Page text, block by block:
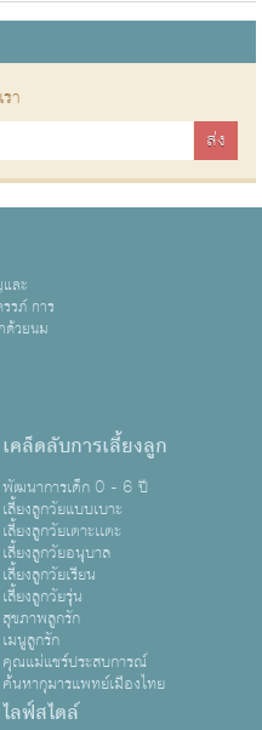
า
ละ
รภ์ การ
ด้วยนม
เคล็ดลับการเลี้ยงลูก
พัฒนาการเด็ก 0 - 6 ปี
เลี้ยงลูกวัยแบบเบาะ
เลี้ยงลูกวัยเตาะเเตะ
เลี้ยงลูกวัยอนุบาล
เลี้ยงลูกวัยเรียน
เลี้ยงลูกวัยรุ่น
สุขภาพลูกรัก
เมนูลูกรัก
คุณแม่แชร์ประสบการณ์
ค้นหากุมารแพทย์เมืองไทย
ไลฟ์สไตล์